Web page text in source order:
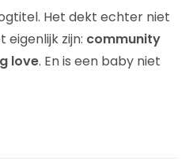
Het dekt echter niet
eigenlijk zijn: community
love. En is een baby niet